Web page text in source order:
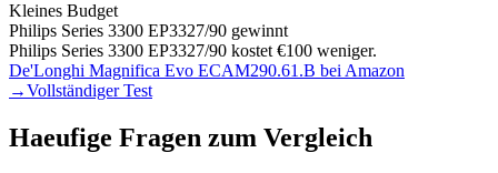
Kleines Budget
Philips Series 3300 EP3327/90 gewinnt
Philips Series 3300 EP3327/90 kostet €100 weniger.
De'Longhi Magnifica Evo ECAM290.61.B bei Amazon
→Vollständiger Test
Haeufige Fragen zum Vergleich